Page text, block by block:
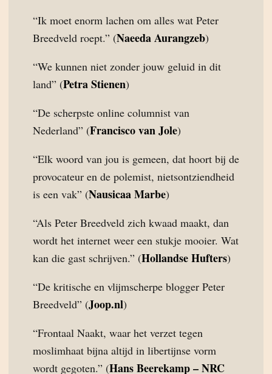
“Ik moet enorm lachen om alles wat Peter
Breedveld roept.” (Naeeda Aurangzeb)
“We kunnen niet zonder jouw geluid in dit
land” (Petra Stienen)
“De scherpste online columnist van
Nederland” (Francisco van Jole)
“Elk woord van jou is gemeen, dat hoort bij de
provocateur en de polemist, nietsontziendheid
is een vak” (Nausicaa Marbe)
“Als Peter Breedveld zich kwaad maakt, dan
wordt het internet weer een stukje mooier. Wat
kan die gast schrijven.” (Hollandse Hufters)
“De kritische en vlijmscherpe blogger Peter
Breedveld” (Joop.nl)
“Frontaal Naakt, waar het verzet tegen
moslimhaat bijna altijd in libertijnse vorm
wordt gegoten.” (Hans Beerekamp – NRC